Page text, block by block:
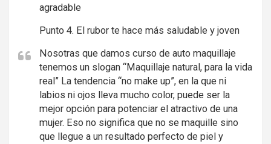
agradable
Punto 4. El rubor te hace más saludable y joven
Nosotras que damos curso de auto maquillaje
tenemos un slogan “Maquillaje natural, para la vida
real” La tendencia “no make up”, en la que ni
labios ni ojos lleva mucho color, puede ser la
mejor opción para potenciar el atractivo de una
mujer. Eso no significa que no se maquille sino
que llegue a un resultado perfecto de piel y